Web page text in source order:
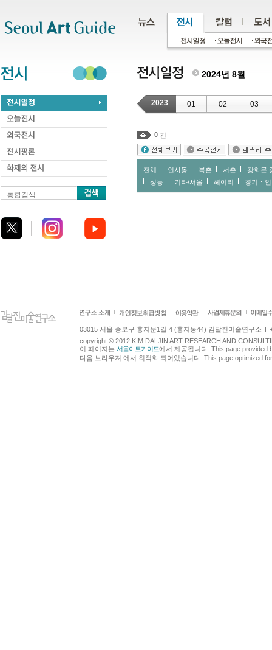
통합검색
2024년 8월
2023 01 02 03
0 건
전체 인사동 북촌 서촌
광화문∙
성동
기타/서울 헤이리 경기ㆍ
03015 서울 종로구 홍지문1길 4 (홍지동44) 김달진미술연구소 T
copyright © 2012 KIM DALJIN ART RESEARCH AND
이 페이지는 서울아트가이드에서 제공됩니다. This page provided
다음 브라우져 에서 최적화 되어있습니다. This page optimized